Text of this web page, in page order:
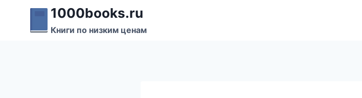
Перейти
содержимому
1000books.ru
Книги по низким ценам